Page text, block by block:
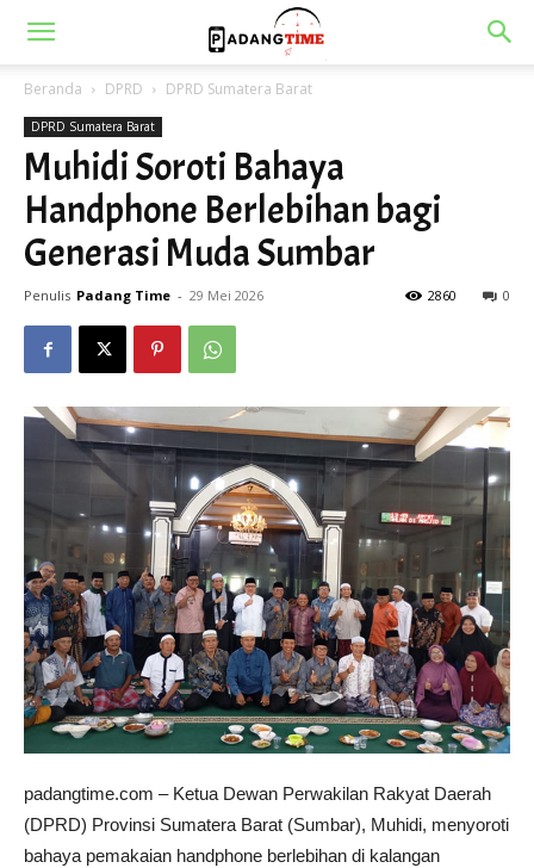
Beranda DPRD DPRD Sumatera Barat
DPRD Sumatera Barat
Muhidi Soroti Bahaya
Handphone Berlebihan bagi
Generasi Muda Sumbar
Penulis Padang Time - 29 Mei 2026 0
2860
padangtime.com – Ketua Dewan Perwakilan Rakyat Daerah
(DPRD) Provinsi Sumatera Barat (Sumbar), Muhidi, menyoroti
bahaya pemakaian handphone berlebihan di kalangan